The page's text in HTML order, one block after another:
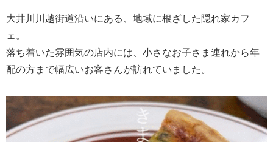
大井川川越街道沿いにある、地域に根ざした隠れ家カフ
ェ。
落ち着いた雰囲気の店内には、小さなお子さま連れから年
配の方まで幅広いお客さんが訪れていました。